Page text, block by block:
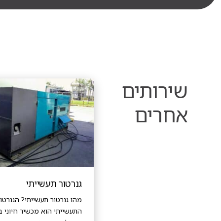
שירותים
אחרים
גנרטור תעשייתי
מהו גנרטור תעשייתי?
התעשייתי הוא מכשיר חיוני